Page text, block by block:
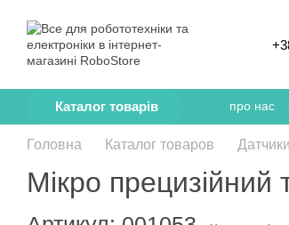
Каталог товарів про нас
Головна Каталог товаров Датчики
Мікро